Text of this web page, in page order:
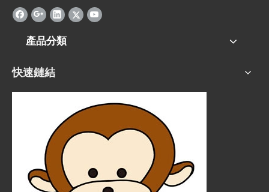
產品分類
快速鏈結